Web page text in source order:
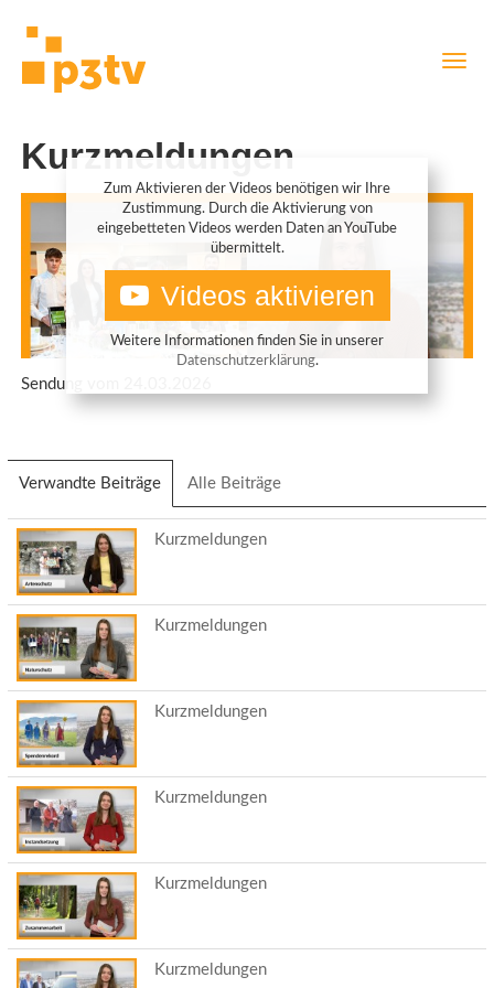
Kurzmeldungen
Zum Aktivieren der Videos benötigen wir Ihre
Zustimmung. Durch die Aktivierung von
eingebetteten Videos werden Daten an YouTube
übermittelt.
Videos aktivieren
Weitere Informationen finden Sie in unserer
Datenschutzerklärung.
Sendung vom 24.03.2026
Verwandte Beiträge (aktiver
Reiter)
Alle Beiträge
Kurzmeldungen
Kurzmeldungen
Kurzmeldungen
Kurzmeldungen
Kurzmeldungen
Kurzmeldungen